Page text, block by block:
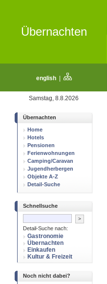
Übernachten
english|
Samstag, 8.8.2026
Übernachten
Home
Hotels
Pensionen
Ferienwohnungen
Camping/Caravan
Jugendherbergen
Objekte A-Z
Detail-Suche
Schnellsuche
Detail-Suche nach:
Gastronomie
Übernachten
Einkaufen
Kultur & Freizeit
Noch nicht dabei?